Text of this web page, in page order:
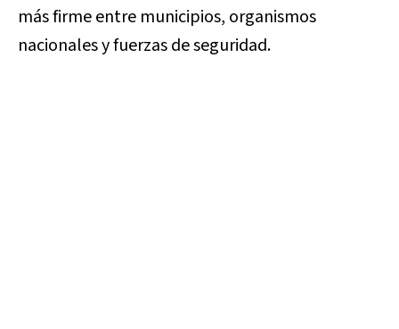
más firme entre municipios, organismos
nacionales y fuerzas de seguridad.